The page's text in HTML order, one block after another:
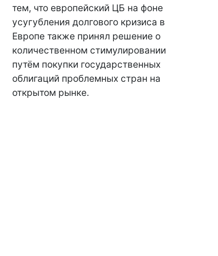
тем, что европейский ЦБ на фоне
усугубления долгового кризиса в
Европе также принял решение о
количественном стимулировании
путём покупки государственных
облигаций проблемных стран на
открытом рынке.